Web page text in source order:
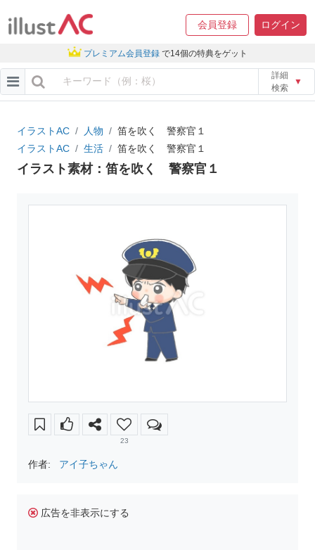
会員登録 ログイン
プレミアム会員登録 で14個の特典をゲット
詳細
検索
▼
イラストAC 人物
笛を吹く 警察官１
イラストAC
生活 笛を吹く 警察官１
イラスト素材：笛を吹く 警察官１
23
作者: アイ子ちゃん
広告を非表示にする